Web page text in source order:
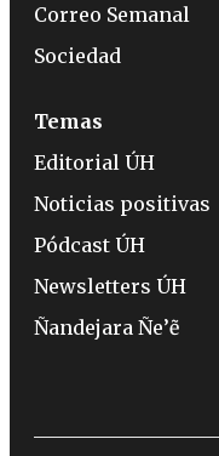
Correo Semanal
Sociedad
Temas
Editorial ÚH
Noticias positivas
Pódcast ÚH
Newsletters ÚH
Ñandejara Ñe’ẽ